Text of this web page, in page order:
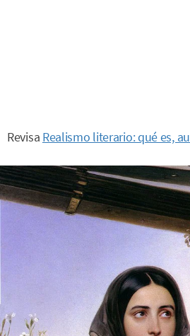
Revisa Realismo literario: qué es,